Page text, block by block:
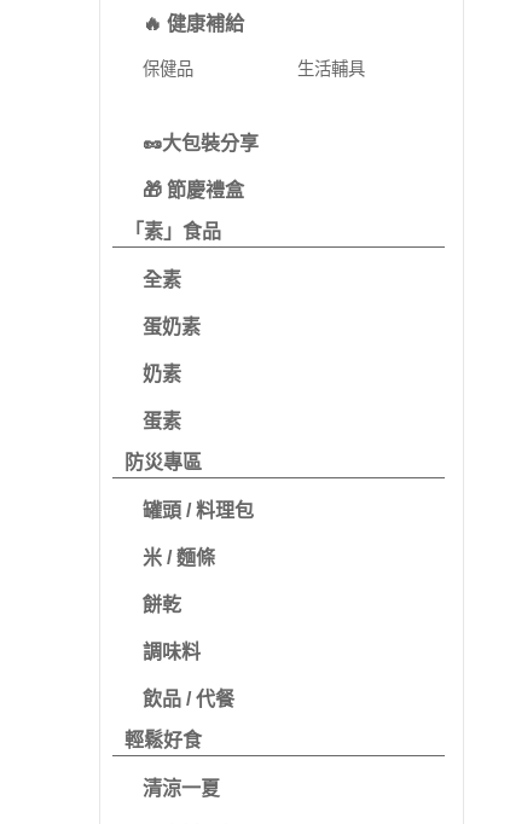
🔥 健康補給
保健品 生活輔具
🥜大包裝分享
🎁 節慶禮盒
「素」食品
全素
蛋奶素
奶素
蛋素
防災專區
罐頭 / 料理包
米 / 麵條
餅乾
調味料
飲品 / 代餐
輕鬆好食
清涼一夏